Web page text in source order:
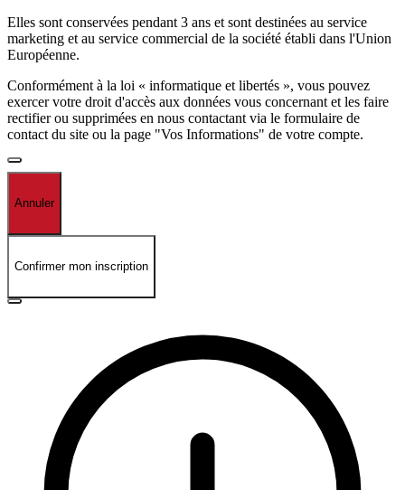
Elles sont conservées pendant 3 ans et sont destinées au service
marketing et au service commercial de la société établi dans l'Union
Européenne.
Conformément à la loi « informatique et libertés », vous pouvez
exercer votre droit d'accès aux données vous concernant et les faire
rectifier ou supprimées en nous contactant via le formulaire de
contact du site ou la page "Vos Informations" de votre compte.
Annuler
Confirmer mon inscription